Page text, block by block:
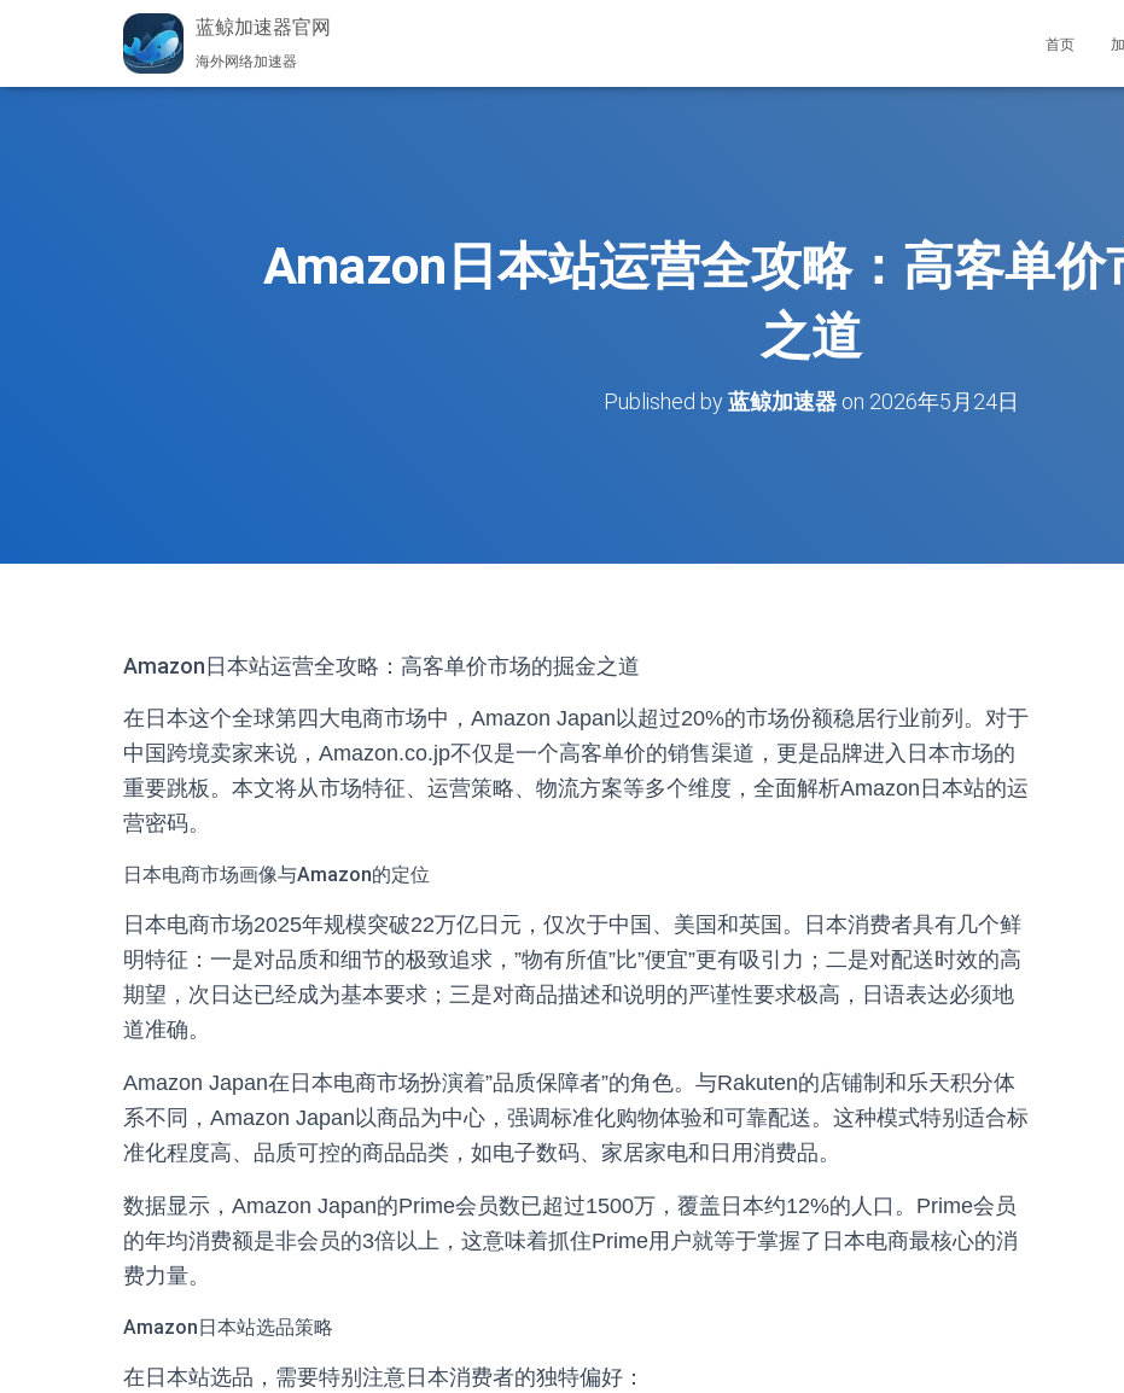
蓝鲸加速器官网
海外网络加速器
首页
Amazon日本站运营全攻略：高客单价
之道
Published by蓝鲸加速器 on 2026年5月24日
Amazon日本站运营全攻略：高客单价市场的掘金之道
在日本这个全球第四大电商市场中，Amazon Japan以超过20%的市场份额稳居行业前列。对于
中国跨境卖家来说，Amazon.co.jp不仅是一个高客单价的销售渠道，更是品牌进入日本市场的
重要跳板。本文将从市场特征、运营策略、物流方案等多个维度，全面解析Amazon日本站的运
营密码。
日本电商市场画像与Amazon的定位
日本电商市场2025年规模突破22万亿日元，仅次于中国、美国和英国。日本消费者具有几个鲜
明特征：一是对品质和细节的极致追求，”物有所值”比”便宜”更有吸引力；二是对配送时效的高
期望，次日达已经成为基本要求；三是对商品描述和说明的严谨性要求极高，日语表达必须地
道准确。
Amazon Japan在日本电商市场扮演着”品质保障者”的角色。与Rakuten的店铺制和乐天积分体
系不同，Amazon Japan以商品为中心，强调标准化购物体验和可靠配送。这种模式特别适合标
准化程度高、品质可控的商品品类，如电子数码、家居家电和日用消费品。
数据显示，Amazon Japan的Prime会员数已超过1500万，覆盖日本约12%的人口。Prime会员
的年均消费额是非会员的3倍以上，这意味着抓住Prime用户就等于掌握了日本电商最核心的消
费力量。
Amazon日本站选品策略
在日本站选品，需要特别注意日本消费者的独特偏好：